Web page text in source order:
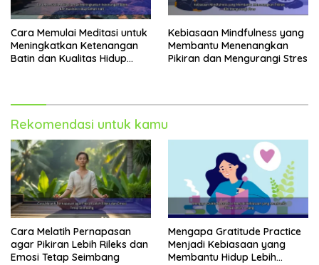
Cara Memulai Meditasi untuk
Meningkatkan Ketenangan
Batin dan Kualitas Hidup
Kebiasaan Mindfulness yang
Membantu Menenangkan
Pikiran dan Mengurangi Stres
Rekomendasi untuk kamu
Cara Melatih Pernapasan
agar Pikiran Lebih Rileks dan
Emosi Tetap Seimbang
Mengapa Gratitude Practice
Menjadi Kebiasaan yang
Membantu Hidup Lebih